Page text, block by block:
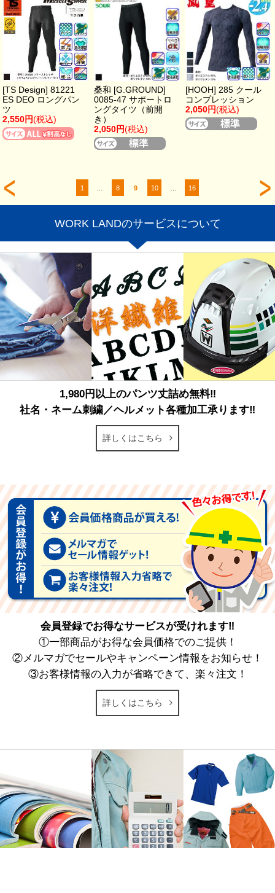
[TS Design] 81221
ES DEO ロングパン
ツ
2,550円(税込)
桑和 [G.GROUND]
0085-47 サポートロ
ングタイツ（前開
き）
2,050円(税込)
[HOOH] 285 クール
コンプレッション
2,050円(税込)
1 8 9 10 16
WORK LANDのサービスについて
1,980円以上のパンツ丈詰め無料‼
社名・ネーム刺繍／ヘルメット各種加工承ります‼
詳しくはこちら
会員登録でお得なサービスが受けれます‼
①一部商品がお得な会員価格でのご提供！
②メルマガでセールやキャンペーン情報をお知らせ！
③お客様情報の入力が省略できて、楽々注文！
詳しくはこちら